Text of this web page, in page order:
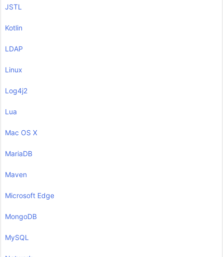
JSTL
Kotlin
LDAP
Linux
Log4j2
Lua
Mac OS X
MariaDB
Maven
Microsoft Edge
MongoDB
MySQL